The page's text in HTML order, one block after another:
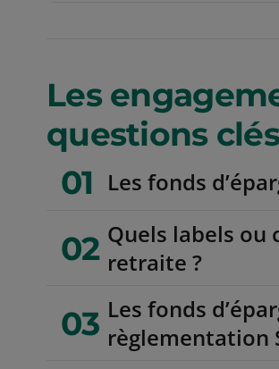
Les
questions clés
01
Les fonds
02 Quels labels ou
retraite ?
03 Les fonds
règlementation